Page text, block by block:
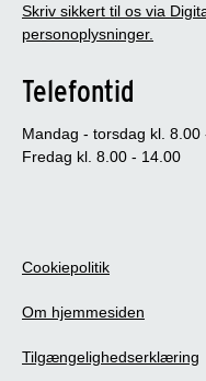
Skriv sikkert til os via
personoplysninger.
Telefontid
Mandag - torsdag kl. 8.00
Fredag kl. 8.00 - 14.00
Cookiepolitik
Om hjemmesiden
Tilgængelighedserklæring